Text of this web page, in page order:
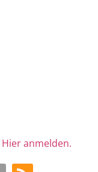
Hier anmelden.